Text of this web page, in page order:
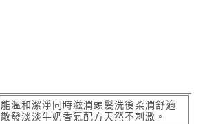
能溫和潔淨同時滋潤頭髮洗後柔潤舒適
散發淡淡牛奶香氣配方天然不刺激。